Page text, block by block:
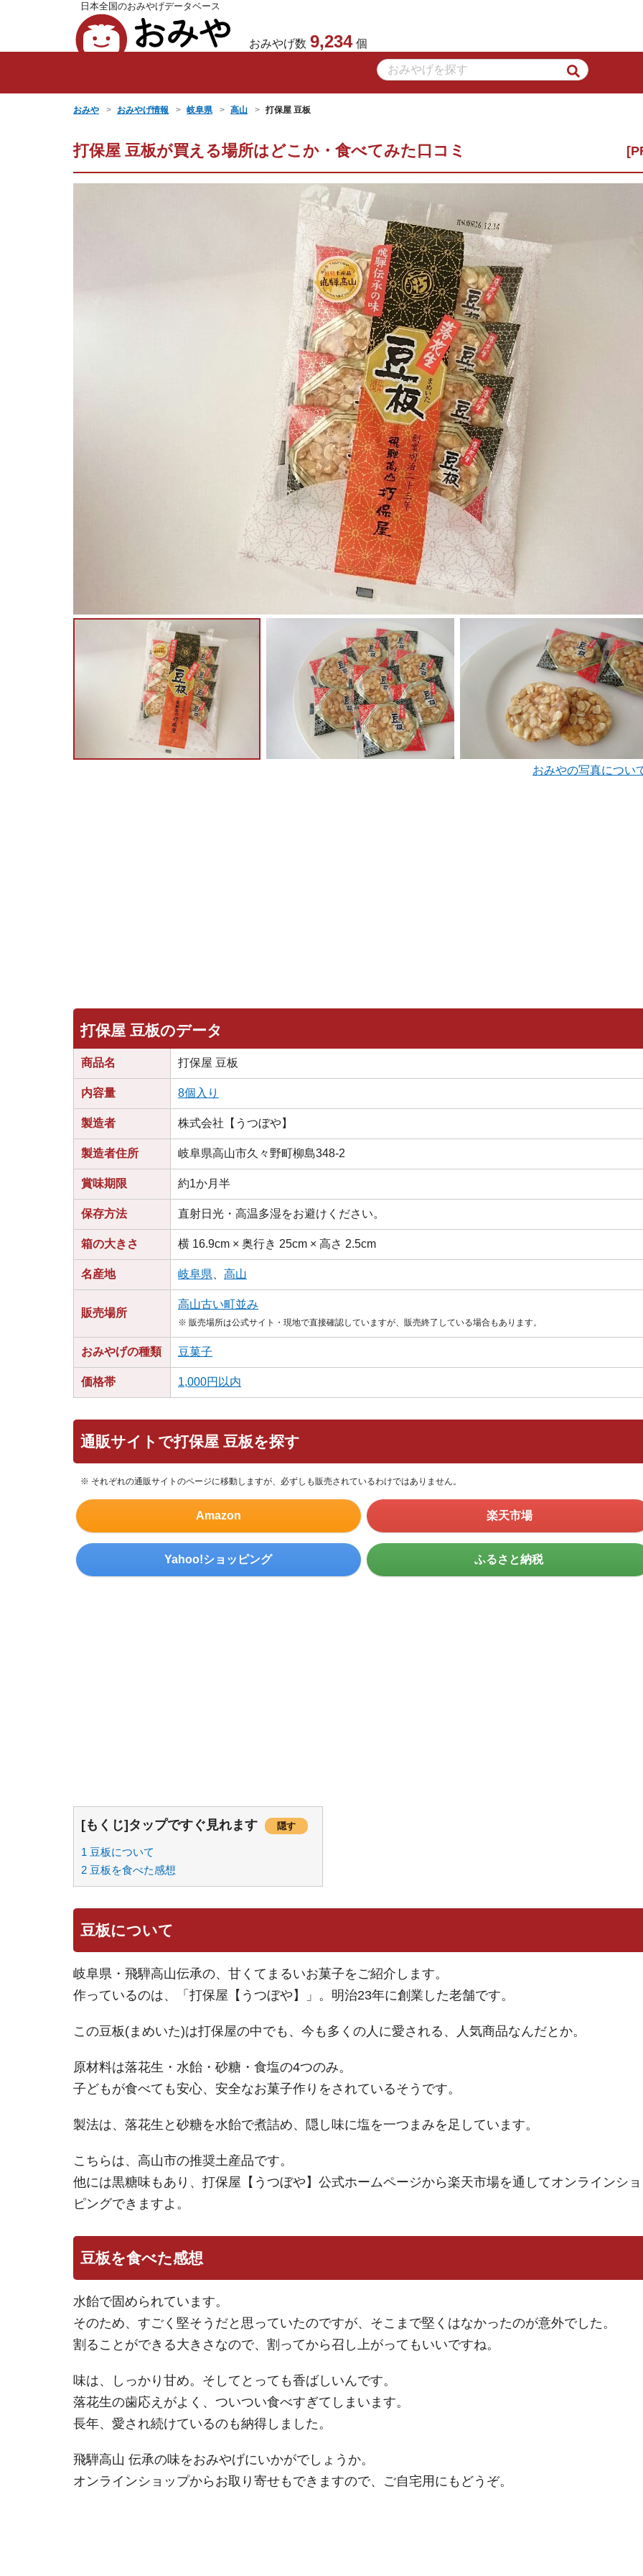
日本全国のおみやげデータベース
おみやげ数 9,234 個
おみや おみやげ情報 岐阜県 高山 打保屋 豆板
打保屋 豆板が買える場所はどこか・食べてみた口コミ
おみやの写真につい
打保屋 豆板のデータ
商品名 打保屋 豆板
内容量 8個入り
製造者 株式会社【うつぼや】
製造者住所 岐阜県高山市久々野町柳島348‐2
賞味期限 約1か月半
保存方法 直射日光・高温多湿をお避けください。
箱の大きさ 横 16.9cm × 奥行き 25cm × 高さ 2.5cm
名産地 岐阜県 高山
販売場所
高山古い町並み
※ 販売場所は公式サイト・現地で直接確認していますが、販売終了している場合もあります。
おみやげの種類 豆菓子
価格帯 1,000円以内
通販サイトで打保屋 豆板を探す
※ それぞれの通販サイトのページに移動しますが、必ずしも販売されているわけではありません。
Amazon 楽天市場
Yahoo!ショッピング ふるさと納税
[もくじ]タップですぐ見れます 隠す
1 豆板について
2 豆板を食べた感想
豆板について
岐阜県・飛騨高山伝承の、甘くてまるいお菓子をご紹介します。
作っているのは、「打保屋【うつぼや】」。明治23年に創業した老舗です。
この豆板(まめいた)は打保屋の中でも、今も多くの人に愛される、人気商品なんだとか。
原材料は落花生・水飴・砂糖・食塩の4つのみ。
子どもが食べても安心、安全なお菓子作りをされているそうです。
製法は、落花生と砂糖を水飴で煮詰め、隠し味に塩を一つまみを足しています。
こちらは、高山市の推奨土産品です。
他には黒糖味もあり、打保屋【うつぼや】公式ホームページから楽天市場を通してオンラインシ
ピングできますよ。
豆板を食べた感想
水飴で固められています。
そのため、すごく堅そうだと思っていたのですが、そこまで堅くはなかったのが意外でした。
割ることができる大きさなので、割ってから召し上がってもいいですね。
味は、しっかり甘め。そしてとっても香ばしいんです。
落花生の歯応えがよく、ついつい食べすぎてしまいます。
長年、愛され続けているのも納得しました。
飛騨高山 伝承の味をおみやげにいかがでしょうか。
オンラインショップからお取り寄せもできますので、ご自宅用にもどうぞ。